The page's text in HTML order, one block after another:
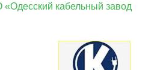
кабельный завод